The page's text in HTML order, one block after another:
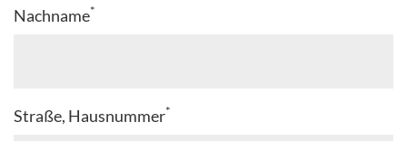
Nachname*
Straße, Hausnummer*